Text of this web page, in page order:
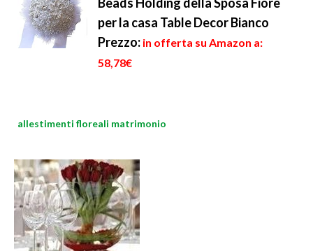
per la casa Table Decor Bianco
Prezzo: in offerta su Amazon a:
58,78€
allestimenti floreali matrimonio